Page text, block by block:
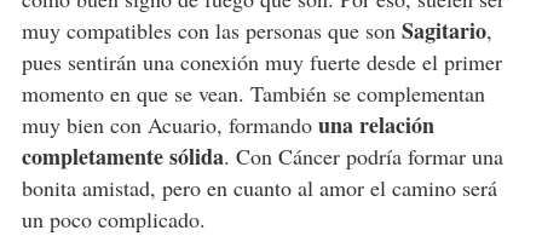
muy compatibles con las personas que son Sagitario,
pues sentirán una conexión muy fuerte desde el primer
momento en que se vean. También se complementan
muy bien con Acuario, formando una relación
completamente sólida. Con Cáncer podría formar una
bonita amistad, pero en cuanto al amor el camino será
un poco complicado.